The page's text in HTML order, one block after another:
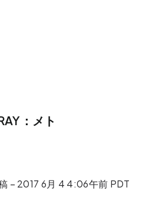
：メト
– 2017 6月 4 4:06午前 PDT